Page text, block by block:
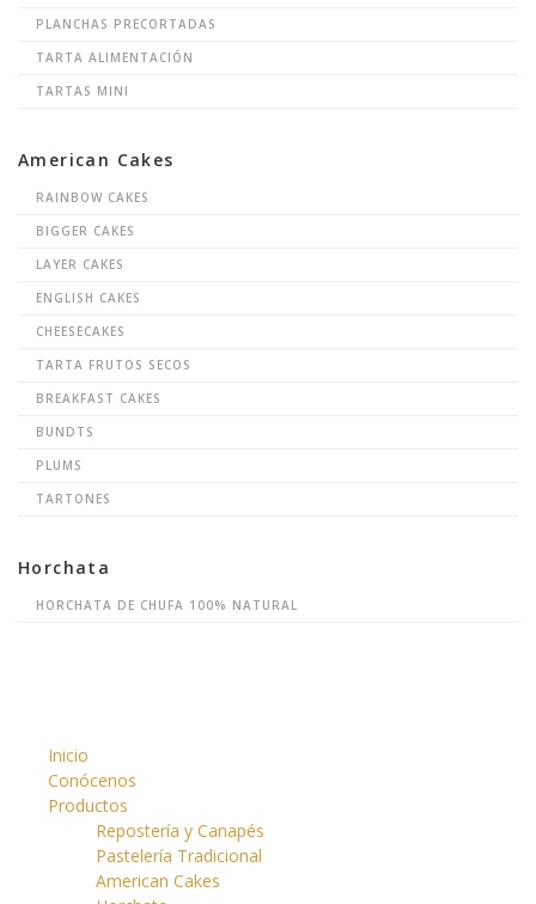
PLANCHAS PRECORTADAS
TARTA ALIMENTACIÓN
TARTAS MINI
American Cakes
RAINBOW CAKES
BIGGER CAKES
LAYER CAKES
ENGLISH CAKES
CHEESECAKES
TARTA FRUTOS SECOS
BREAKFAST CAKES
BUNDTS
PLUMS
TARTONES
Horchata
HORCHATA DE CHUFA 100% NATURAL
Inicio
Conócenos
Productos
Repostería y Canapés
Pastelería Tradicional
American Cakes